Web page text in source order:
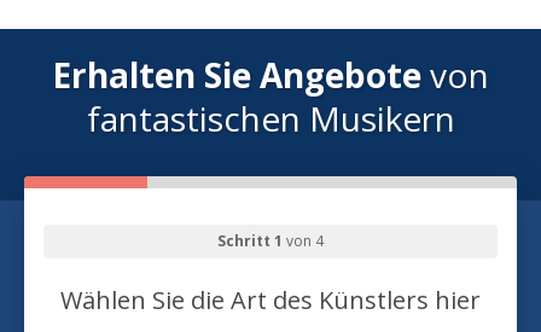
Erhalten Sie Angebotevon
fantastischen Musikern
Schritt 1 von 4
Wählen Sie die Art des Künstlers hier